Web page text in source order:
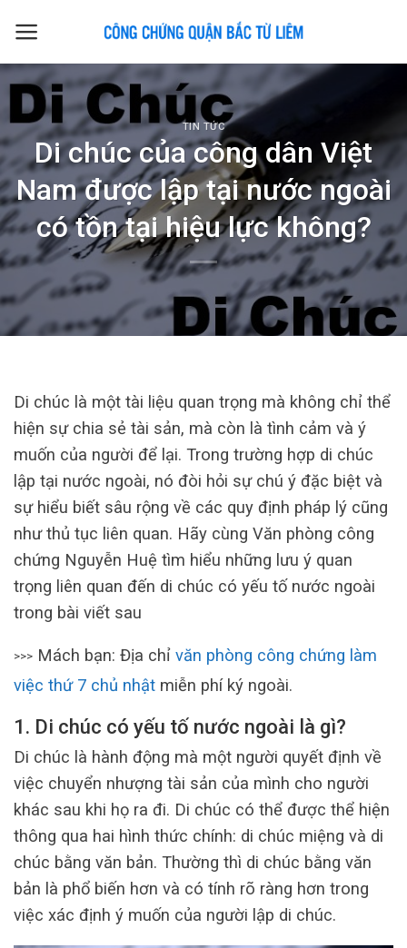
TIN TỨC
Di chúc của công dân Việt
Nam được lập tại nước ngoài
có tồn tại hiệu lực không?
Di chúc là một tài liệu quan trọng mà không chỉ thể
hiện sự chia sẻ tài sản, mà còn là tình cảm và ý
muốn của người để lại. Trong trường hợp di chúc
lập tại nước ngoài, nó đòi hỏi sự chú ý đặc biệt và
sự hiểu biết sâu rộng về các quy định pháp lý cũng
như thủ tục liên quan. Hãy cùng Văn phòng công
chứng Nguyễn Huệ tìm hiểu những lưu ý quan
trọng liên quan đến di chúc có yếu tố nước ngoài
trong bài viết sau
>>> Mách bạn: Địa chỉ văn phòng công chứng làm
việc thứ 7 chủ nhật miễn phí ký ngoài.
1. Di chúc có yếu tố nước ngoài là gì?
Di chúc là hành động mà một người quyết định về
việc chuyển nhượng tài sản của mình cho người
khác sau khi họ ra đi. Di chúc có thể được thể hiện
thông qua hai hình thức chính: di chúc miệng và di
chúc bằng văn bản. Thường thì di chúc bằng văn
bản là phổ biến hơn và có tính rõ ràng hơn trong
việc xác định ý muốn của người lập di chúc.